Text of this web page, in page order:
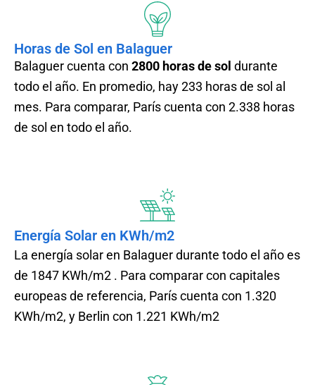
Horas de Sol en Balaguer
Balaguercuenta con 2800 horas de sol durante
todo el año. En promedio, hay 233 horas de sol al
mes. Para comparar, París cuenta con 2.338 horas
de sol en todo el año.
Energía Solar en KWh/m2
La energía solar en Balaguer durante todo el año es
de 1847 KWh/m2 . Para comparar con capitales
europeas de referencia, París cuenta con 1.320
KWh/m2, y Berlin con 1.221 KWh/m2